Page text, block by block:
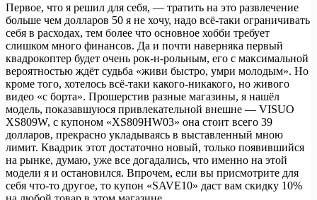
Первое, что я решил для себя, — тратить на это развлечение
больше чем долларов 50 я не хочу, надо всё-таки ограничивать
себя в расходах, тем более что основное хобби требует
слишком много финансов. Да и почти наверняка первый
квадрокоптер будет очень рок-н-рольным, его с максимальной
вероятностью ждёт судьба «живи быстро, умри молодым». Но
кроме того, хотелось всё-таки какого-никакого, но живого
видео «с борта». Прошерстив разные магазины, я нашёл
модель, показавшуюся привлекательной внешне — VISUO
XS809W, с купоном «XS809HW03» она стоит всего 39
долларов, прекрасно укладываясь в выставленный мною
лимит. Квадрик этот достаточно новый, только появившийся
на рынке, думаю, уже все догадались, что именно на этой
модели я и остановился. Впрочем, если вы присмотрите для
себя что-то другое, то купон «SAVE10» даст вам скидку 10%